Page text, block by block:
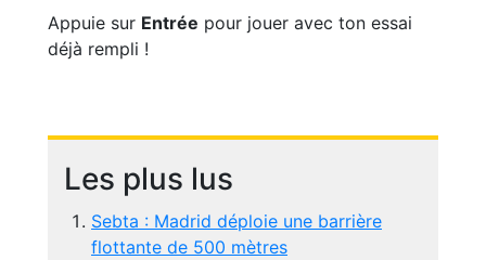
Appuie sur Entrée pour jouer avec ton essai
déjà rempli !
Les plus lus
Sebta : Madrid déploie une barrière
flottante de 500 mètres